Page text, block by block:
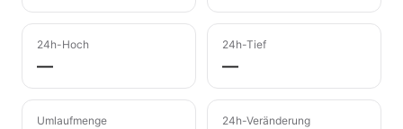
24h-Hoch
—
24h-Tief
—
Umlaufmenge 24h-Veränderung